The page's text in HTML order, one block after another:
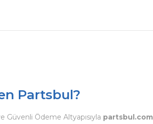
Partsbul?
Ödeme Altyapısıyla partsbul.com